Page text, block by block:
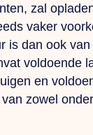
zal
vaker
is dan ook
voldoende
en
zowel